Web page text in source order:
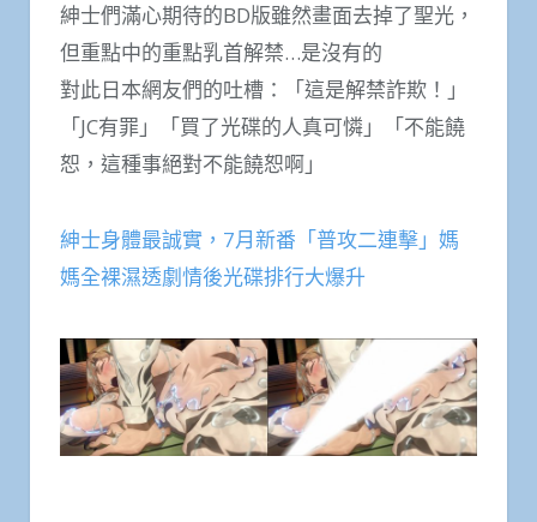
紳士們滿心期待的BD版雖然畫面去掉了聖光，
但重點中的重點乳首解禁…是沒有的
對此日本網友們的吐槽：「這是解禁詐欺！」
「JC有罪」「買了光碟的人真可憐」「不能饒
恕，這種事絕對不能饒恕啊」
紳士身體最誠實，7月新番「普攻二連擊」媽
媽全裸濕透劇情後光碟排行大爆升